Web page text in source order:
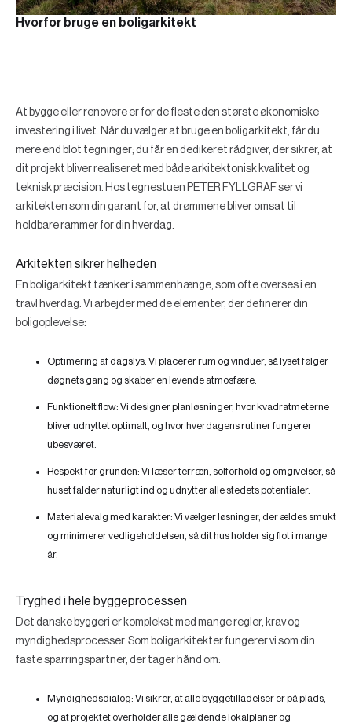
Hvorfor bruge en boligarkitekt
At bygge eller renovere er for de fleste den største økonomiske
investering i livet. Når du vælger at bruge en boligarkitekt, får du
mere end blot tegninger; du får en dedikeret rådgiver, der sikrer, at
dit projekt bliver realiseret med både arkitektonisk kvalitet og
teknisk præcision. Hos tegnestuen PETER FYLLGRAF ser vi
arkitekten som din garant for, at drømmene bliver omsat til
holdbare rammer for din hverdag.
Arkitekten sikrer helheden
En boligarkitekt tænker i sammenhænge, som ofte overses i en
travl hverdag. Vi arbejder med de elementer, der definerer din
boligoplevelse:
Optimering af dagslys: Vi placerer rum og vinduer, så lyset følger
døgnets gang og skaber en levende atmosfære.
Funktionelt flow: Vi designer planløsninger, hvor kvadratmeterne
bliver udnyttet optimalt, og hvor hverdagens rutiner fungerer
ubesværet.
Respekt for grunden: Vi læser terræn, solforhold og omgivelser, så
huset falder naturligt ind og udnytter alle stedets potentialer.
Materialevalg med karakter: Vi vælger løsninger, der ældes smukt
og minimerer vedligeholdelsen, så dit hus holder sig flot i mange
år.
Tryghed i hele byggeprocessen
Det danske byggeri er komplekst med mange regler, krav og
myndighedsprocesser. Som boligarkitekter fungerer vi som din
faste sparringspartner, der tager hånd om:
Myndighedsdialog: Vi sikrer, at alle byggetilladelser er på plads,
og at projektet overholder alle gældende lokalplaner og